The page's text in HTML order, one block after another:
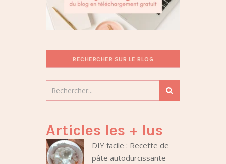
RECHERCHER SUR LE BLOG
Articles les + lus
DIY facile : Recette de
pâte autodurcissante